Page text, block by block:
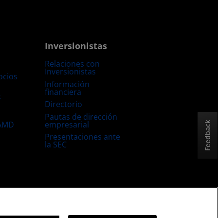
Feedback
Inversionistas
Relaciones con
Inversionistas
Información
financiera
Directorio
Pautas de dirección
empresarial
Presentaciones ante
la SEC